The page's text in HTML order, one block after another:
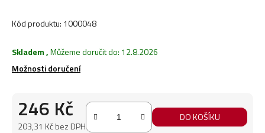
Kód produktu: 1000048
Skladem,Můžeme doručit do: 12.8.2026
Možnosti doručení
246 Kč
203,31 Kč bez DPH
DO KOŠÍKU